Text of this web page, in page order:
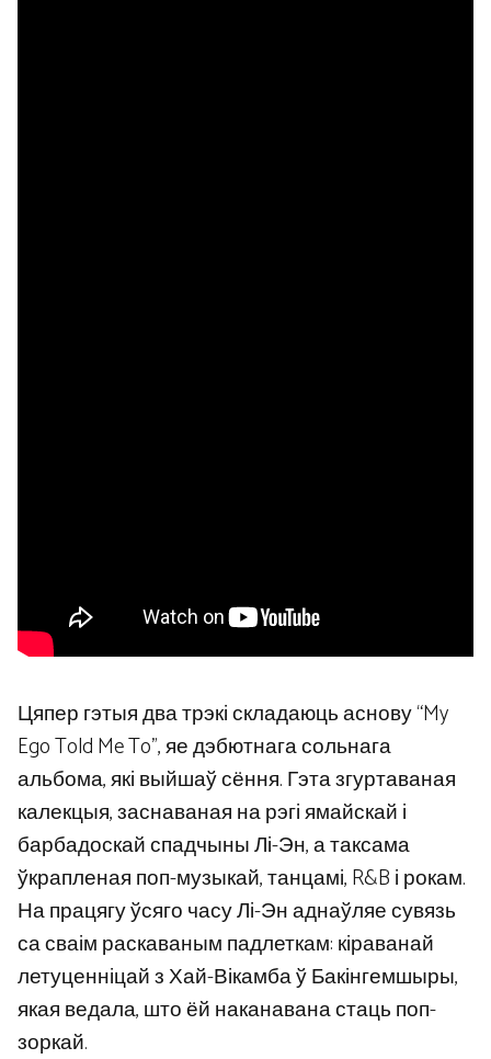
Цяпер гэтыя два трэкі складаюць аснову “My
Ego Told Me To”, яе дэбютнага сольнага
альбома, які выйшаў сёння. Гэта згуртаваная
калекцыя, заснаваная на рэгі ямайскай і
барбадоскай спадчыны Лі-Эн, а таксама
ўкрапленая поп-музыкай, танцамі, R&B і рокам.
На працягу ўсяго часу Лі-Эн аднаўляе сувязь
са сваім раскаваным падлеткам: кіраванай
летуценніцай з Хай-Вікамба ў Бакінгемшыры,
якая ведала, што ёй наканавана стаць поп-
зоркай.